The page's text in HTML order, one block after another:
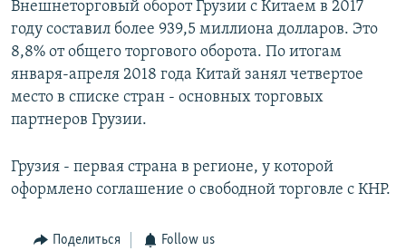
Внешнеторговый оборот Грузии с Китаем в 2017
году составил более 939,5 миллиона долларов. Это
8,8% от общего торгового оборота. По итогам
января-апреля 2018 года Китай занял четвертое
место в списке стран - основных торговых
партнеров Грузии.
Грузия - первая страна в регионе, у которой
оформлено соглашение о свободной торговле с КНР.
Поделиться Follow us